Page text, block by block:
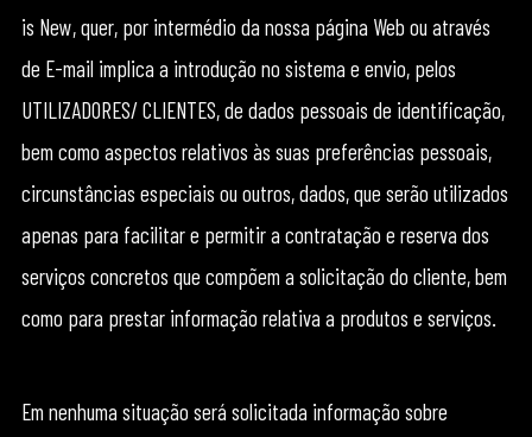
is New, quer, por intermédio da nossa página Web ou através
de E-mail implica a introdução no sistema e envio, pelos
UTILIZADORES/ CLIENTES, de dados pessoais de identificação,
bem como aspectos relativos às suas preferências pessoais,
circunstâncias especiais ou outros, dados, que serão utilizados
apenas para facilitar e permitir a contratação e reserva dos
serviços concretos que compõem a solicitação do cliente, bem
como para prestar informação relativa a produtos e serviços.
Em nenhuma situação será solicitada informação sobre